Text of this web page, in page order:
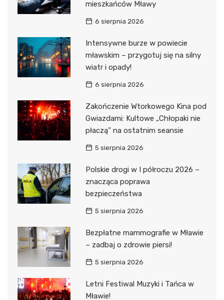
mieszkańców Mławy
6 sierpnia 2026
Intensywne burze w powiecie
mławskim – przygotuj się na silny
wiatr i opady!
6 sierpnia 2026
Zakończenie Wtorkowego Kina pod
Gwiazdami: Kultowe „Chłopaki nie
płaczą” na ostatnim seansie
5 sierpnia 2026
Polskie drogi w I półroczu 2026 –
znacząca poprawa
bezpieczeństwa
5 sierpnia 2026
Bezpłatne mammografie w Mławie
– zadbaj o zdrowie piersi!
5 sierpnia 2026
Letni Festiwal Muzyki i Tańca w
Mławie!